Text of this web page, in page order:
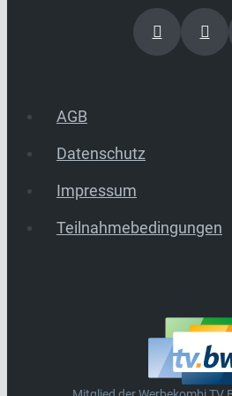
AGB
Datenschutz
Impressum
Teilnahmebedingungen